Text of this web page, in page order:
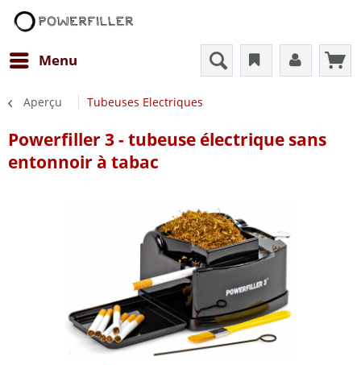
Menu
Aperçu Tubeuses Electriques
Powerfiller 3 - tubeuse électrique sans
entonnoir à tabac